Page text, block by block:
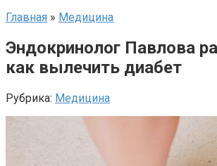
Главная » Медицина
Эндокринолог Павлова
как вылечить диабет
Рубрика: Медицина